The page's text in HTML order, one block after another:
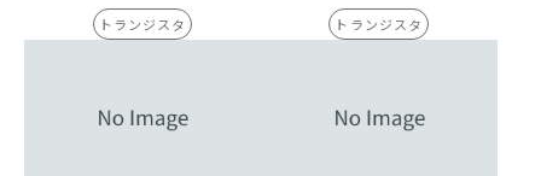
トランジスタ トランジスタ